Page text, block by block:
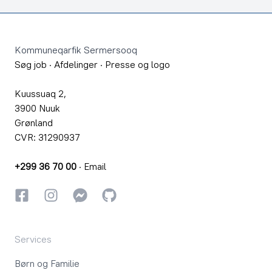
Kommuneqarfik Sermersooq
Søg job · Afdelinger · Presse og logo
Kuussuaq 2,
3900 Nuuk
Grønland
CVR: 31290937
+299 36 70 00 · Email
FacebookInstagramInstagram
GitHub
Services
Børn og Familie